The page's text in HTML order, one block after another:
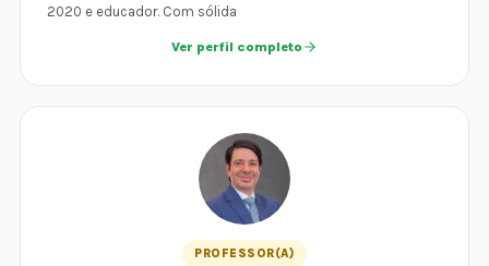
2020 e educador. Com sólida
Ver perfil completo
PROFESSOR(A)